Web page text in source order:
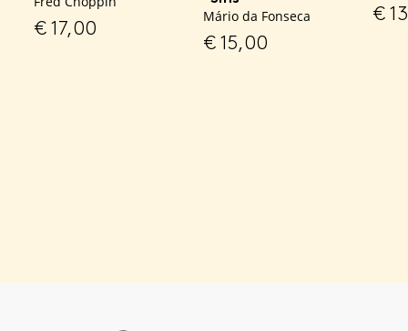
€17,00
Mário da Fonseca
€15,00
€